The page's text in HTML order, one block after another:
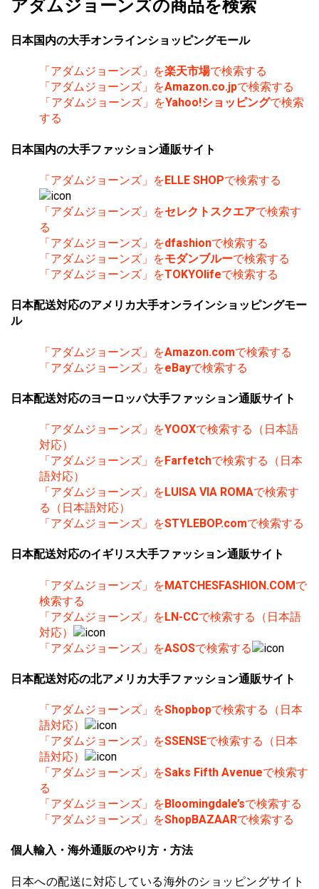
アダムジョーンズの商品を検索
日本国内の大手オンラインショッピングモール
「アダムジョーンズ」を楽天市場で検索する
「アダムジョーンズ」をAmazon.co.jpで検索する
「アダムジョーンズ」をYahoo!ショッピングで検索
する
日本国内の大手ファッション通販サイト
「アダムジョーンズ」をELLE SHOPで検索する
「アダムジョーンズ」をセレクトスクエアで検索す
る
「アダムジョーンズ」をdfashionで検索する
「アダムジョーンズ」をモダンブルーで検索する
「アダムジョーンズ」をTOKYOlifeで検索する
日本配送対応のアメリカ大手オンラインショッピングモー
ル
「アダムジョーンズ」をAmazon.comで検索する
「アダムジョーンズ」をeBayで検索する
日本配送対応のヨーロッパ大手ファッション通販サイト
「アダムジョーンズ」をYOOXで検索する（日本語
対応）
「アダムジョーンズ」をFarfetchで検索する（日本
語対応）
「アダムジョーンズ」をLUISA VIA ROMAで検索す
る（日本語対応）
「アダムジョーンズ」をSTYLEBOP.comで検索する
日本配送対応のイギリス大手ファッション通販サイト
「アダムジョーンズ」をMATCHESFASHION.COMで
検索する
「アダムジョーンズ」をLN-CCで検索する（日本語
対応）
「アダムジョーンズ」をASOSで検索する
日本配送対応の北アメリカ大手ファッション通販サイト
「アダムジョーンズ」をShopbopで検索する（日本
語対応）
「アダムジョーンズ」をSSENSEで検索する（日本
語対応）
「アダムジョーンズ」をSaks Fifth Avenueで検索す
る
「アダムジョーンズ」をBloomingdale’sで検索する
「アダムジョーンズ」をShopBAZAARで検索する
個人輸入・海外通販のやり方・方法
日本への配送に対応している海外のショッピングサイト